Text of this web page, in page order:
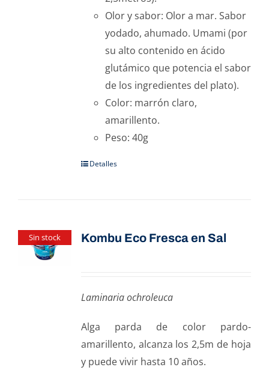
Olor y sabor: Olor a mar. Sabor
yodado, ahumado. Umami (por
su alto contenido en ácido
glutámico que potencia el sabor
de los ingredientes del plato).
Color: marrón claro,
amarillento.
Peso: 40g
Detalles
Sin stock Kombu Eco Fresca en Sal
Laminaria ochroleuca
Alga parda de color pardo-
amarillento, alcanza los 2,5m de hoja
y puede vivir hasta 10 años.